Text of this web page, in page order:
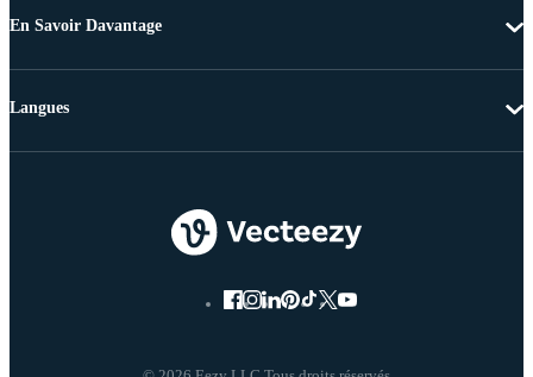
En Savoir Davantage
Langues